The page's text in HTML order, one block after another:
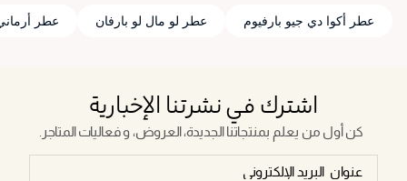
عطر أكوا دي جيو بارفيوم عطر لو مال لو بارفان عطر
اشترك في نشرتنا الإخبارية
كن أول من يعلم بمنتجاتنا الجديدة، العروض، و فعاليات المتاجر.